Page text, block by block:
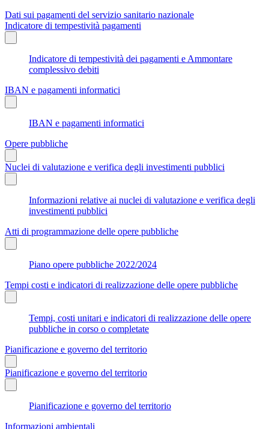
Dati sui pagamenti del servizio sanitario nazionale
Indicatore di tempestività pagamenti
Indicatore di tempestività dei pagamenti e Ammontare
complessivo debiti
IBAN e pagamenti informatici
IBAN e pagamenti informatici
Opere pubbliche
Nuclei di valutazione e verifica degli investimenti pubblici
Informazioni relative ai nuclei di valutazione e verifica degli
investimenti pubblici
Atti di programmazione delle opere pubbliche
Piano opere pubbliche 2022/2024
Tempi costi e indicatori di realizzazione delle opere pubbliche
Tempi, costi unitari e indicatori di realizzazione delle opere
pubbliche in corso o completate
Pianificazione e governo del territorio
Pianificazione e governo del territorio
Pianificazione e governo del territorio
Informazioni ambientali